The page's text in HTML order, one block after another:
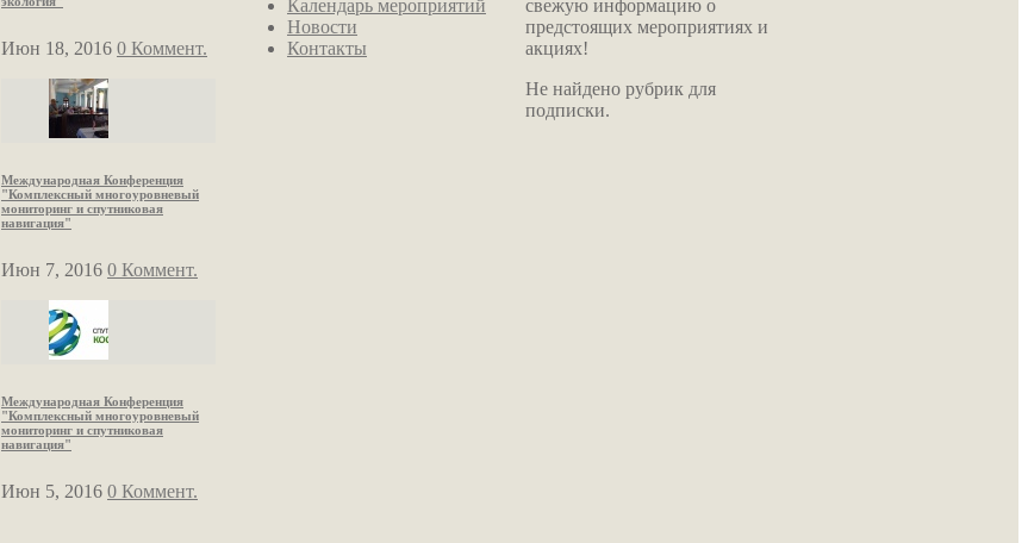
Июн 18, 2016 0 Коммент.
Международная Конференция
"Комплексный многоуровневый
мониторинг и спутниковая
навигация"
Июн 7, 2016 0 Коммент.
Международная Конференция
"Комплексный многоуровневый
мониторинг и спутниковая
навигация"
Июн 5, 2016 0 Коммент.
Календарь мероприятий
Новости
Контакты
свежую информацию о
предстоящих мероприятиях и
акциях!
Не найдено рубрик для
подписки.